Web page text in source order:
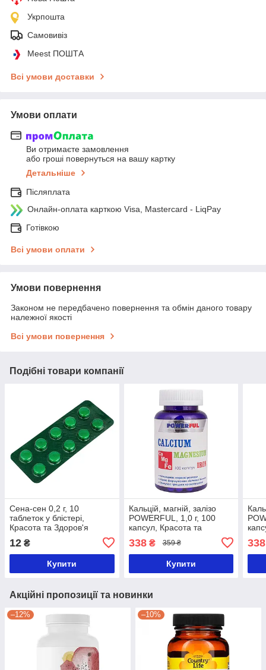
Укрпошта
Самовивіз
Meest ПОШТА
Всі умови доставки
Умови оплати
Ви отримаєте замовлення
або гроші повернуться на вашу картку
Детальніше
Післяплата
Онлайн-оплата карткою Visa, Mastercard - LiqPay
Готівкою
Всі умови оплати
Умови повернення
Законом не передбачено повернення та обмін даного товару
належної якості
Всі умови повернення
Подібні товари компанії
Сена-сен 0,2 г, 10
таблеток у блістері,
Красота та Здоров'я
12 ₴
Купити
Кальцій, магній, залізо
POWERFUL, 1,0 г, 100
капсул, Красота та
338₴ 359 ₴
Купити
338
Акційні пропозиції та новинки
–12% –10%